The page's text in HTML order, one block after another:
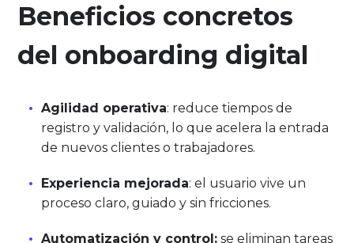
Beneficios concretos
del onboarding digital
Agilidad operativa: reduce tiempos de
registro y validación, lo que acelera la entrada
de nuevos clientes o trabajadores.
Experiencia mejorada: el usuario vive un
proceso claro, guiado y sin fricciones.
Automatización y control: se eliminan tareas